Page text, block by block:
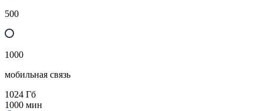
500
1000
мобильная связь
1024 Гб
1000 мин